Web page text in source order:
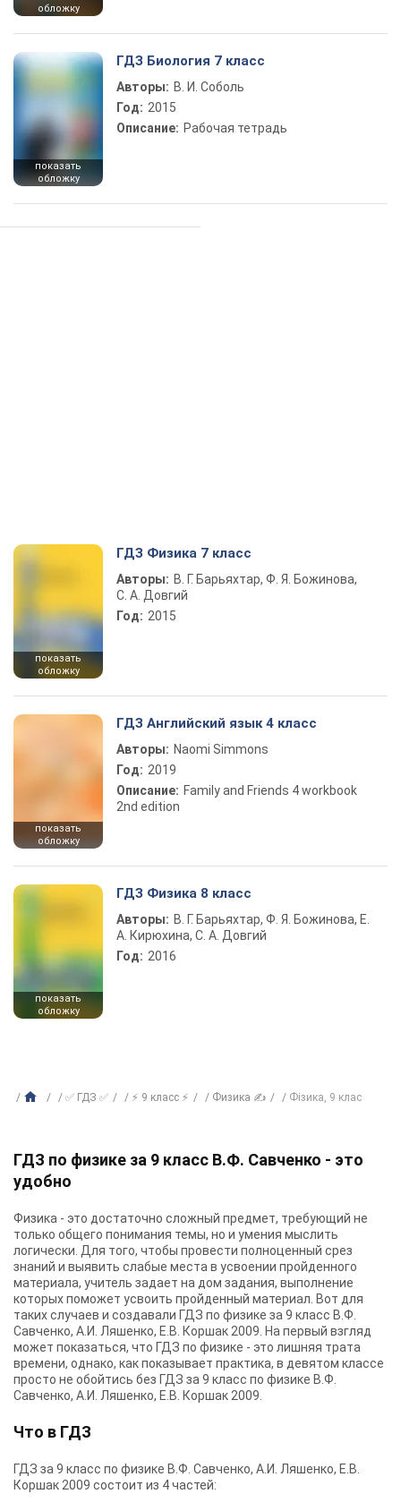
обложку
показать
обложку
ГДЗ Биология 7 класс
Авторы: В. И. Соболь
Год: 2015
Описание: Рабочая тетрадь
показать
обложку
ГДЗ Физика 7 класс
Авторы: В. Г. Барьяхтар, Ф. Я. Божинова,
С. А. Довгий
Год: 2015
показать
обложку
ГДЗ Английский язык 4 класс
Авторы: Naomi Simmons
Год: 2019
Описание: Family and Friends 4 workbook
2nd edition
показать
обложку
ГДЗ Физика 8 класс
Авторы: В. Г. Барьяхтар, Ф. Я. Божинова, Е.
А. Кирюхина, С. А. Довгий
Год: 2016
✅ ГДЗ ✅ ⚡ 9 класс ⚡ Физика ✍ Фізика, 9 клас
ГДЗ по физике за 9 класс В.Ф. Савченко - это
удобно
Физика - это достаточно сложный предмет, требующий не
только общего понимания темы, но и умения мыслить
логически. Для того, чтобы провести полноценный срез
знаний и выявить слабые места в усвоении пройденного
материала, учитель задает на дом задания, выполнение
которых поможет усвоить пройденный материал. Вот для
таких случаев и создавали ГДЗ по физике за 9 класс В.Ф.
Савченко, А.И. Ляшенко, Е.В. Коршак 2009. На первый взгляд
может показаться, что ГДЗ по физике - это лишняя трата
времени, однако, как показывает практика, в девятом классе
просто не обойтись без ГДЗ за 9 класс по физике В.Ф.
Савченко, А.И. Ляшенко, Е.В. Коршак 2009.
Что в ГДЗ
ГДЗ за 9 класс по физике В.Ф. Савченко, А.И. Ляшенко, Е.В.
Коршак 2009 состоит из 4 частей: